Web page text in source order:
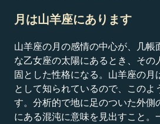
月は山羊座にあります
山羊座の月の感情の中心が、几帳
な乙女座の太陽にあるとき、その
固とした性格になる。山羊座の月
として知られているので、このよ
す。分析的で地に足のついた外側
にある混沌に意味を見出すこと。